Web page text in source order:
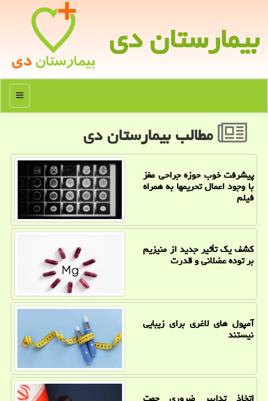
بیمارستان دی
منو
مطالب بیمارستان دی
پیشرفت خوب حوزه جراحی مغز
با وجود اعمال تحریمها به همراه
فیلم
کشف یک تأثیر جدید از منیزیم
بر توده عضلانی و قدرت
آمپول های لاغری برای زیبایی
نیستند